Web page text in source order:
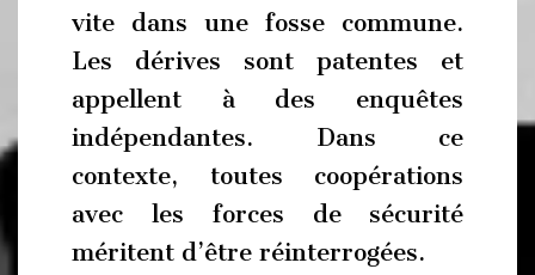
vite dans une fosse commune.
Les dérives sont patentes et
appellent à des enquêtes
indépendantes. Dans ce
contexte, toutes coopérations
avec les forces de sécurité
méritent d’être réinterrogées.